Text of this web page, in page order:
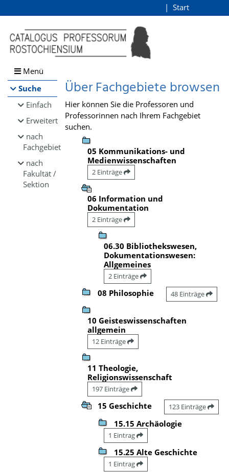
Browsen
direkt zum Inhalt
Start
Menü
Suche
Einfach
Erweitert
nach
Fachgebiet
nach
Fakultät /
Sektion
Über Fachgebiete browsen
Hier können Sie die Professoren und
Professorinnen nach Ihrem Fachgebiet
suchen.
05 Kommunikations- und
Medienwissenschaften
2 Einträge
06 Information und
Dokumentation
2 Einträge
06.30 Bibliothekswesen,
Dokumentationswesen:
Allgemeines
2 Einträge
08 Philosophie 48 Einträge
10 Geisteswissenschaften
allgemein
12 Einträge
11 Theologie,
Religionswissenschaft
197 Einträge
15 Geschichte 123 Einträge
15.15 Archäologie
1 Eintrag
15.25 Alte Geschichte
1 Eintrag